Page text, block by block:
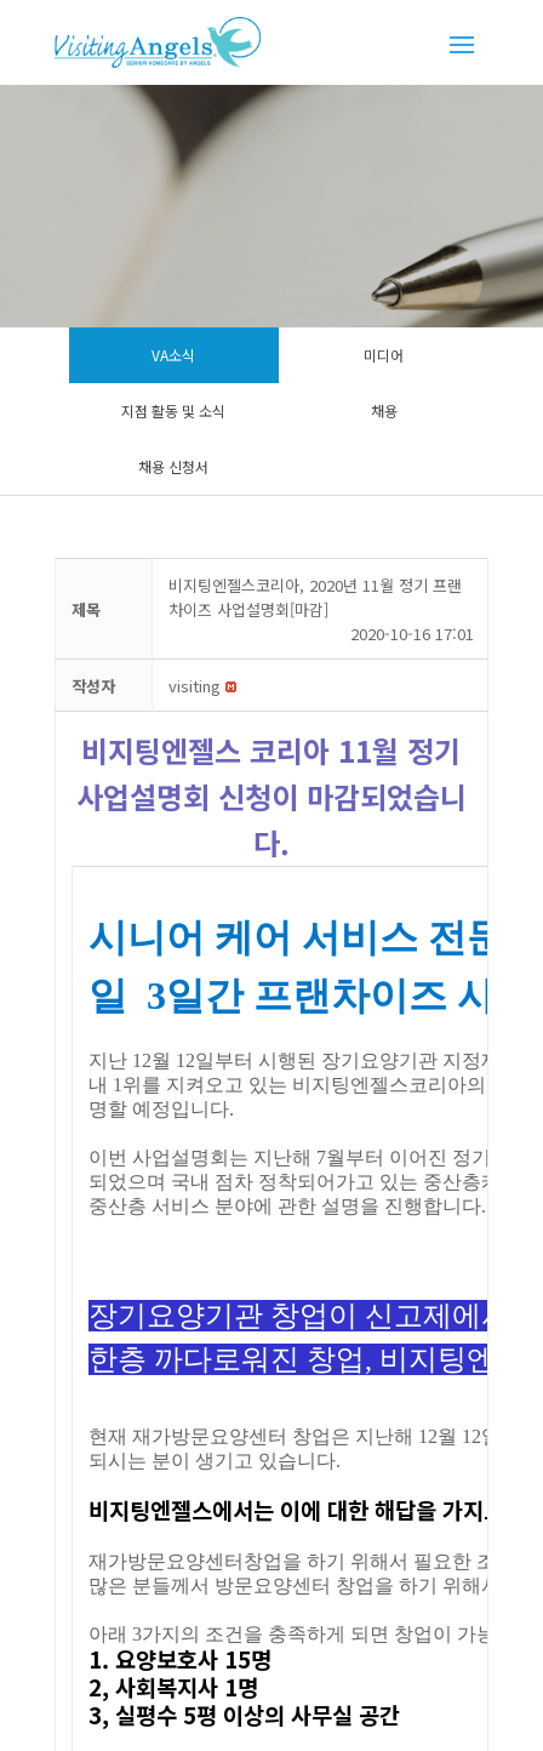
VA소식 미디어
지점 활동 및 소식 채용
채용 신청서
제목
비지팅엔젤스코리아, 2020년 11월 정기 프랜
차이즈 사업설명회[마감]
2020-10-16 17:01
작성자 visiting
비지팅엔젤스 코리아 11월 정기
사업설명회 신청이 마감되었습니
다.
시니어 케어 서비스 전문
일 3일간 프랜차이즈 사
지난 12월 12일부터 시행된 장기요양기관 지정제 이
내 1위를 지켜오고 있는 비지팅엔젤스코리아의 성
명할 예정입니다.
이번 사업설명회는 지난해 7월부터 이어진 정기 사
되었으며 국내 점차 정착되어가고 있는 중산층케어
중산층 서비스 분야에 관한 설명을 진행합니다.
장기요양기관 창업이 신고제에서
한층 까다로워진 창업, 비지팅엔젤
현재 재가방문요양센터 창업은 지난해 12월 12일 이
되시는 분이 생기고 있습니다.
비지팅엔젤스에서는 이에 대한 해답을 가지고 있
재가방문요양센터창업을 하기 위해서 필요한 조건은
많은 분들께서 방문요양센터 창업을 하기 위해서는
아래 3가지의 조건을 충족하게 되면 창업이 가능하게
1. 요양보호사 15명
2, 사회복지사 1명
3, 실평수 5평 이상의 사무실 공간